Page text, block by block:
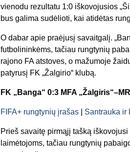
vienodu rezultatu 1:0 iškovojusios
bus galima sudėlioti, kai atidėtas
O dabar apie praėjusį savaitgalį.
futbolininkėms, tačiau rungtynių
rajono FA atstoves, o mažumoje
patyrusį FK „Žalgirio“ klubą.
FK „Banga“ 0:3 MFA
FIFA+ rungtynių įrašas Santrauka ir
Prieš savaitę pirmąjį tašką
laimėtojoms, tačiau rungtynių